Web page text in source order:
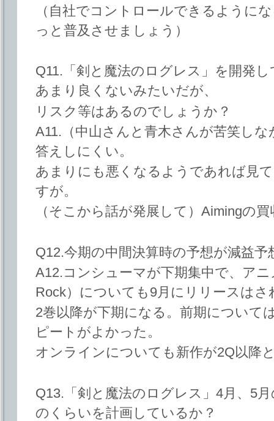
（自社でコントロールできるように
っと普及させましょう）
Q11.「剣と魔法のログレス」を開発
あまり良くないみたいだが、
リスク等はあるのでしょうか？
A11.（中山さんと青木さんが苦笑し
答えしにくい。
あまりにも悪くなるようであれば見
すが。
（そこから話が発展して）Aimingの
Q12.今期の中間決算時の予想が減益
A12.コンシューマが下期集中で、ア
Rock）についても9月にリリースはさ
2巻以降が下期になる。前期について
ピートがよかった。
オンラインについても新作が2Q以降
Q13.「剣と魔法のログレス」4月、5
のくらいを計画しているか？